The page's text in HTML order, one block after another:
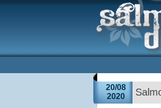
20/08
2020